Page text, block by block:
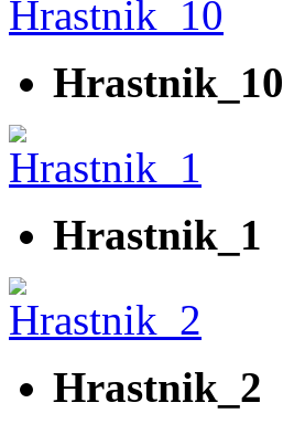
Hrastnik_10
Hrastnik_1
Hrastnik_2